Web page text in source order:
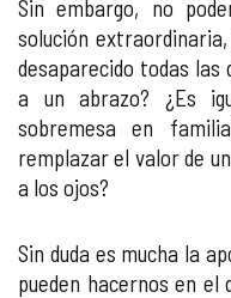
Sin embargo, no
solución
desaparecido todas las
a un abrazo? ¿Es
sobremesa en
remplazar el valor de
a los ojos?
Sin duda es mucha la
pueden hacernos en el